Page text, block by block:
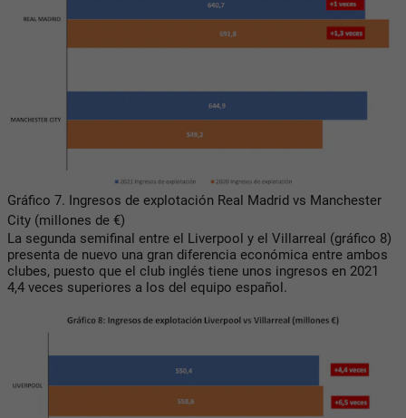
Gráfico 7. Ingresos de explotación Real Madrid vs Manchester
City (millones de €)
La segunda semifinal entre el Liverpool y el Villarreal (gráfico 8)
presenta de nuevo una gran diferencia económica entre ambos
clubes, puesto que el club inglés tiene unos ingresos en 2021
4,4 veces superiores a los del equipo español.